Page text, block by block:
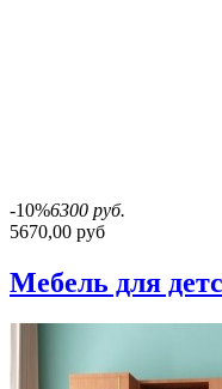
-10%6300 руб.
5670,00 руб
Мебель для